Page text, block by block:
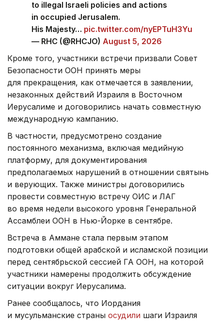
to illegal Israeli policies and actions
in occupied Jerusalem.
His Majesty… pic.twitter.com/nyEPTuH3Yu
— RHC (@RHCJO) August 5, 2026
Кроме того, участники встречи призвали Совет
Безопасности ООН принять меры
для прекращения, как отмечается в заявлении,
незаконных действий Израиля в Восточном
Иерусалиме и договорились начать совместную
международную кампанию.
В частности, предусмотрено создание
постоянного механизма, включая медийную
платформу, для документирования
предполагаемых нарушений в отношении святынь
и верующих. Также министры договорились
провести совместную встречу ОИС и ЛАГ
во время недели высокого уровня Генеральной
Ассамблеи ООН в Нью-Йорке в сентябре.
Встреча в Аммане стала первым этапом
подготовки общей арабской и исламской позиции
перед сентябрьской сессией ГА ООН, на которой
участники намерены продолжить обсуждение
ситуации вокруг Иерусалима.
Ранее сообщалось, что Иордания
и мусульманские страны осудили шаги Израиля